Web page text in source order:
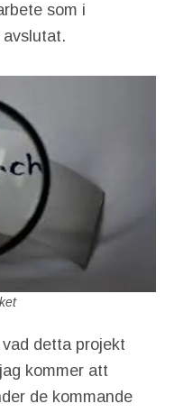
som i
detta projekt
kommer att
de kommande